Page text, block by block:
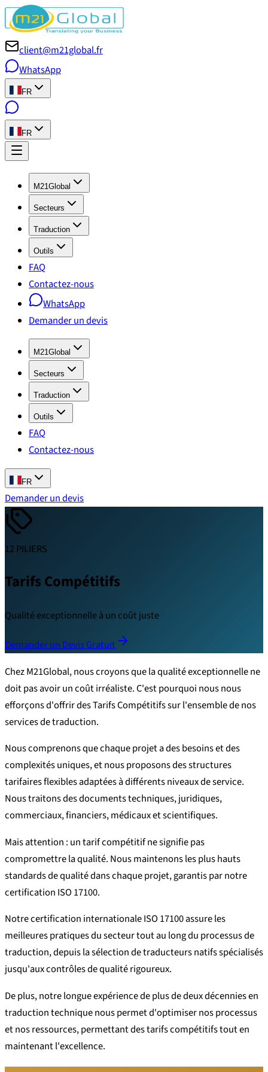
client@m21global.fr
WhatsApp
FR
FR
M21Global
Secteurs
Traduction
Outils
FAQ
Contactez-nous
WhatsApp
Demander un devis
M21Global
Secteurs
Traduction
Outils
FAQ
Contactez-nous
FR
Demander un devis
12 PILIERS
Tarifs Compétitifs
Qualité exceptionnelle à un coût juste
Demander un Devis Gratuit
Chez M21Global, nous croyons que la qualité exceptionnelle ne
doit pas avoir un coût irréaliste. C'est pourquoi nous nous
efforçons d'offrir des Tarifs Compétitifs sur l'ensemble de nos
services de traduction.
Nous comprenons que chaque projet a des besoins et des
complexités uniques, et nous proposons des structures
tarifaires flexibles adaptées à différents niveaux de service.
Nous traitons des documents techniques, juridiques,
commerciaux, financiers, médicaux et scientifiques.
Mais attention : un tarif compétitif ne signifie pas
compromettre la qualité. Nous maintenons les plus hauts
standards de qualité dans chaque projet, garantis par notre
certification ISO 17100.
Notre certification internationale ISO 17100 assure les
meilleures pratiques du secteur tout au long du processus de
traduction, depuis la sélection de traducteurs natifs spécialisés
jusqu'aux contrôles de qualité rigoureux.
De plus, notre longue expérience de plus de deux décennies en
traduction technique nous permet d'optimiser nos processus
et nos ressources, permettant des tarifs compétitifs tout en
maintenant l'excellence.